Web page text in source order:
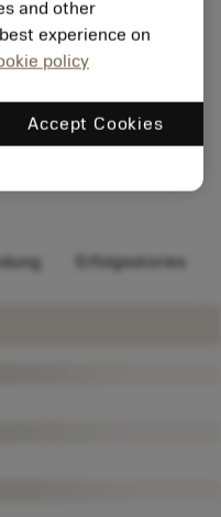
Erfolgsstories
and other
experience on
policy
Accept Cookies